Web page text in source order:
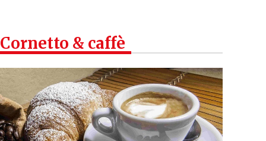
Cornetto & caffè